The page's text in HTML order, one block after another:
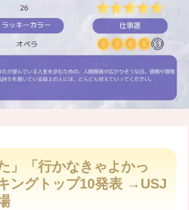
M
e
」「行かなきゃよかっ
ングトップ10発表 →USJ